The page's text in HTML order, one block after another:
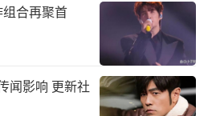
合再聚首
影响 更新社